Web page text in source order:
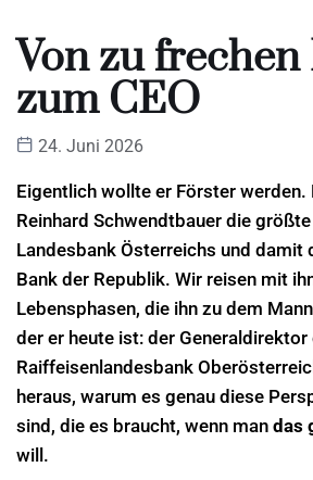
Von zu frechen
zum CEO
24. Juni 2026
Eigentlich wollte er Förster werden.
Reinhard Schwendtbauer die
Landesbank Österreichs und
Bank der Republik. Wir reisen mit
Lebensphasen, die ihn zu dem
der er heute ist: der Generaldirektor
Raiffeisenlandesbank
heraus, warum es genau diese
sind, die es braucht, wenn man das
will.